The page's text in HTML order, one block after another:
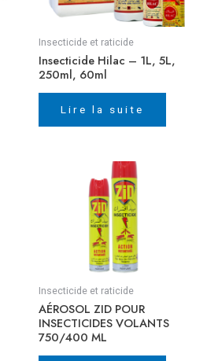
Insecticide et raticide
Insecticide Hilac – 1L, 5L,
250ml, 60ml
Lire la suite
Insecticide et raticide
AÉROSOL ZID POUR
INSECTICIDES VOLANTS
750/400 ML